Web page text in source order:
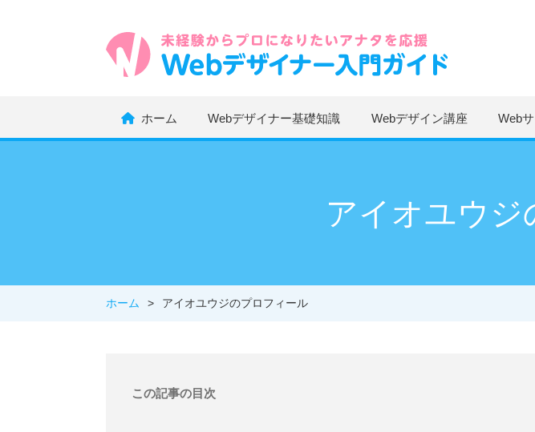
ホーム Webデザイナー基礎知識 Webデザイン講座 Web
アイオユウ
ホーム > アイオユウジのプロフィール
この記事の目次